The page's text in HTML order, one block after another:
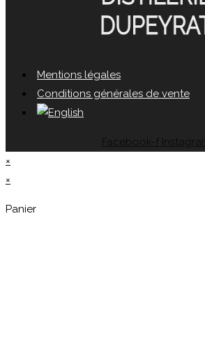
Mentions légales
Conditions générales de vente
Facebook-f
Instagram
×
×
Panier